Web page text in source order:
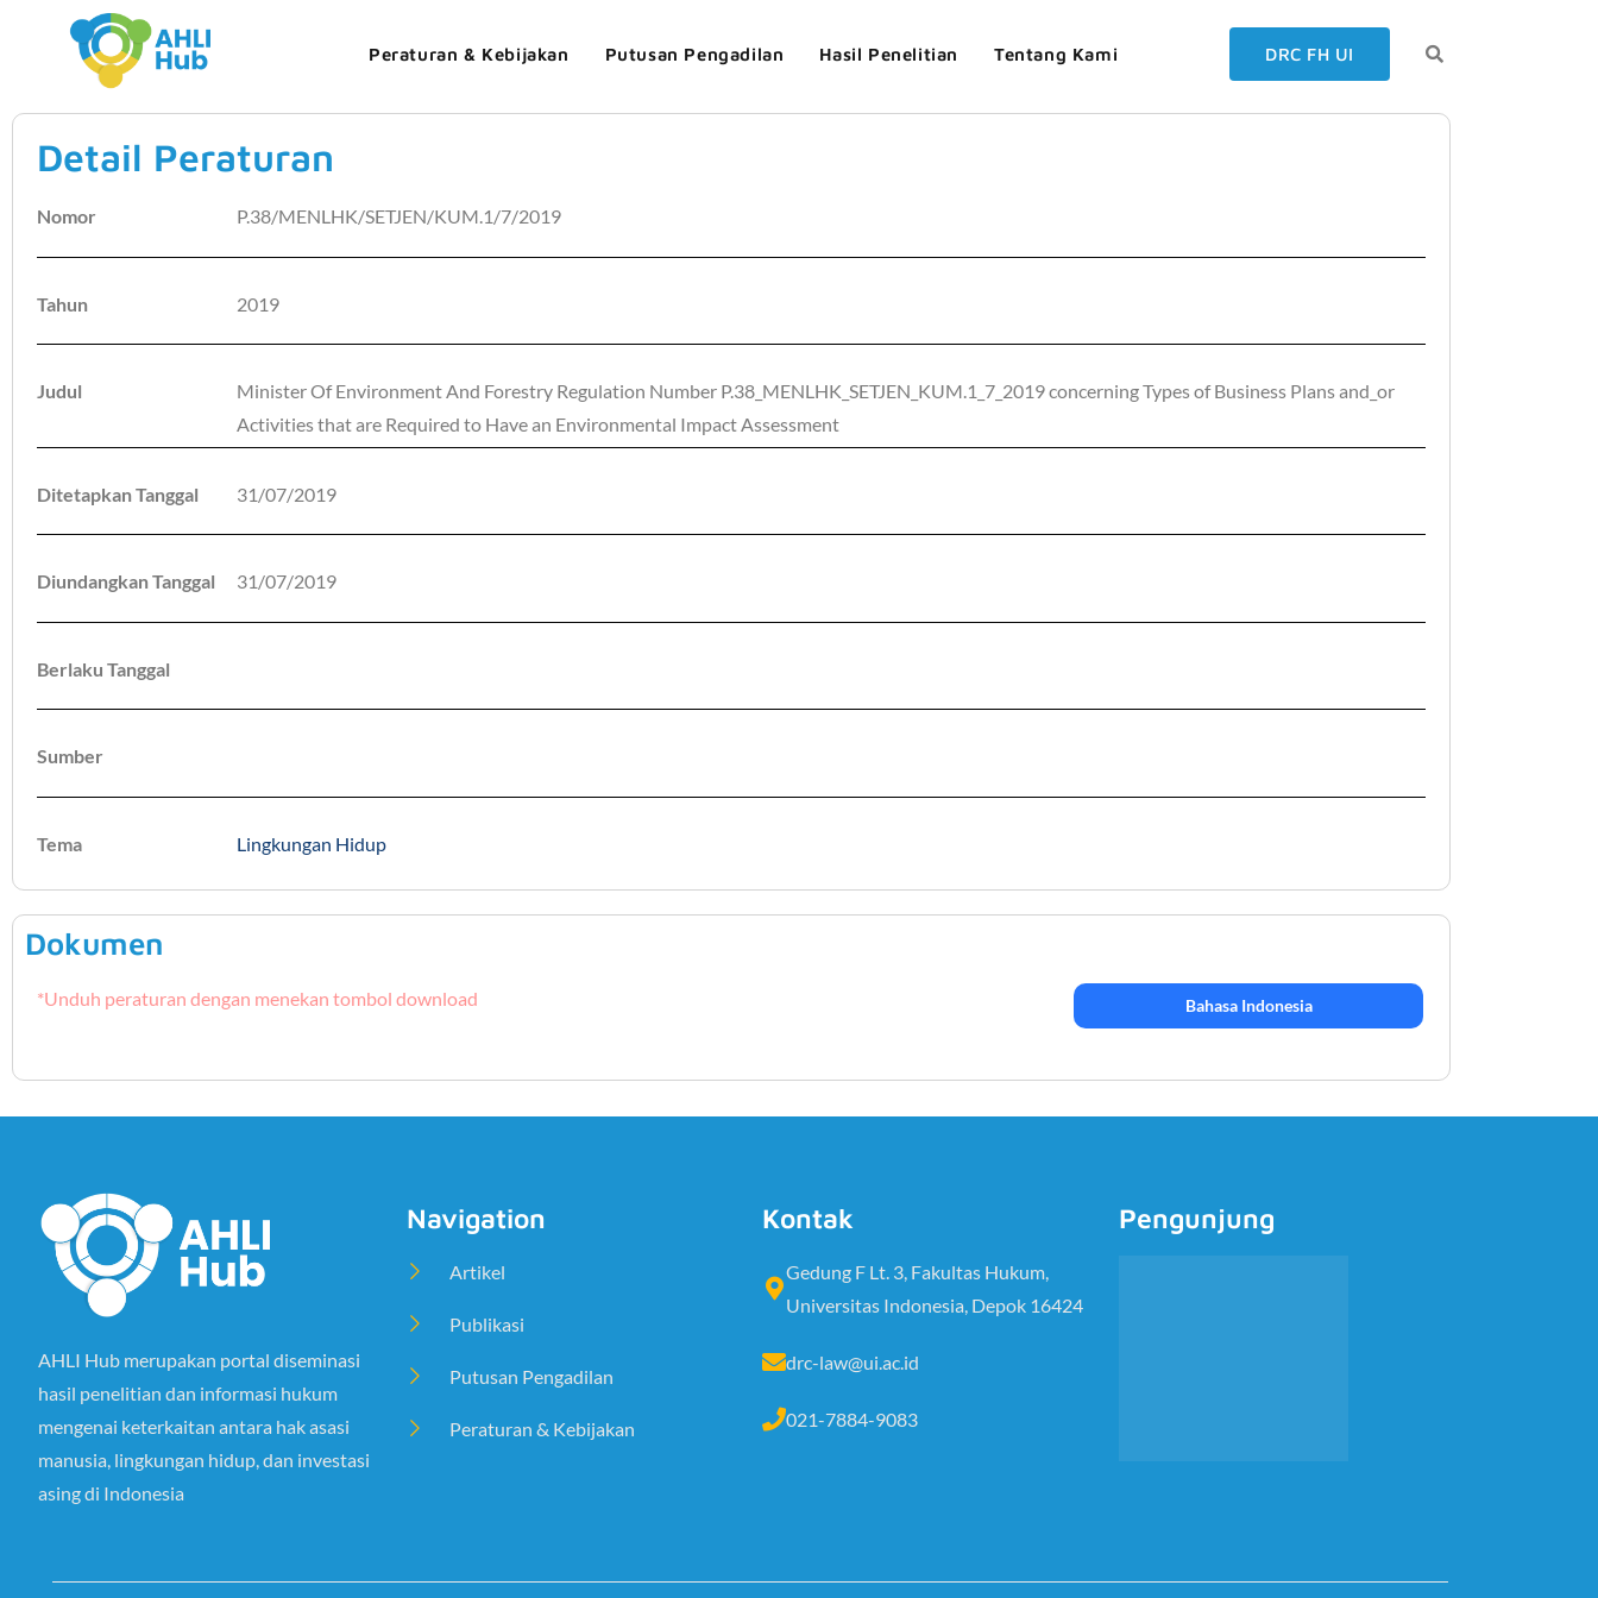
Peraturan & Kebijakan Putusan Pengadilan Hasil Penelitian Tentang Kami DRC FH UI
Detail Peraturan
Nomor P.38/MENLHK/SETJEN/KUM.1/7/2019
Tahun 2019
Judul
Minister Of Environment And Forestry Regulation Number P.38_MENLHK_SETJEN_KUM.1_7_2019 concerning Types of Business Plans and_or
Activities that are Required to Have an Environmental Impact Assessment
Ditetapkan Tanggal 31/07/2019
Diundangkan Tanggal 31/07/2019
Berlaku Tanggal
Sumber
Tema Lingkungan Hidup
Dokumen
*Unduh peraturan dengan menekan tombol download Bahasa Indonesia
AHLI Hub merupakan portal diseminasi
hasil penelitian dan informasi hukum
mengenai keterkaitan antara hak asasi
manusia, lingkungan hidup, dan investasi
asing di Indonesia
Navigation
Artikel
Publikasi
Putusan Pengadilan
Peraturan & Kebijakan
Kontak
Gedung F Lt. 3, Fakultas Hukum,
Universitas Indonesia, Depok 16424
drc-law@ui.ac.id
021-7884-9083
Pengunjung